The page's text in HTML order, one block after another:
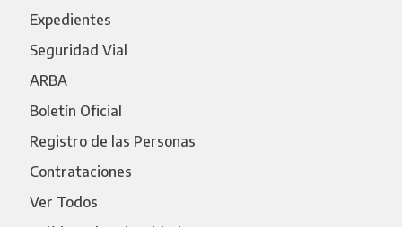
Expedientes
Seguridad Vial
ARBA
Boletín Oficial
Registro de las Personas
Contrataciones
Ver Todos